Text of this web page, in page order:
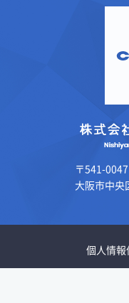
〒541-0047
大阪市中央
個人情